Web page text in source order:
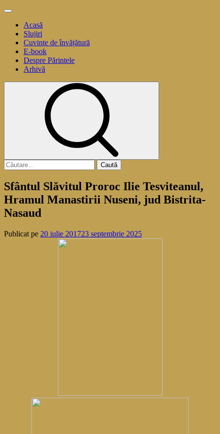
Sari
conținut
Meniu
principalAcasă
Slujiri
Cuvinte de învățătură
E-book
Despre Părintele
Arhivă
Caută
după:
Sfântul Slăvitul Proroc Ilie Tesviteanul,
Hramul Manastirii Nuseni, jud Bistrita-
Nasaud
Publicat pe 20 iulie 201723 septembrie 2025